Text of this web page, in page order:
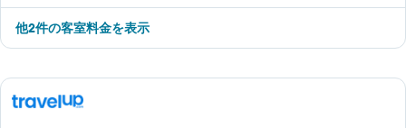
​他2件の客室料金を表示